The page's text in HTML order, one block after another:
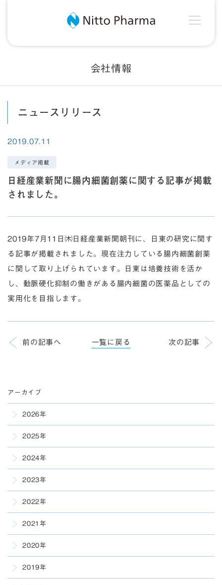
Nitto Pharma
会社情報
ニュースリリース
2019.07.11
メディア掲載
日経産業新聞に腸内細菌創薬に関する記事が掲載
されました。
2019年7月11日㈭日経産業新聞朝刊に、日東の研究に関す
る記事が掲載されました。現在注力している腸内細菌創薬
に関して取り上げられています。日東は培養技術を活か
し、動脈硬化抑制の働きがある腸内細菌の医薬品としての
実用化を目指します。
前の記事へ 一覧に戻る 次の記事
アーカイブ
2026年
2025年
2024年
2023年
2022年
2021年
2020年
2019年